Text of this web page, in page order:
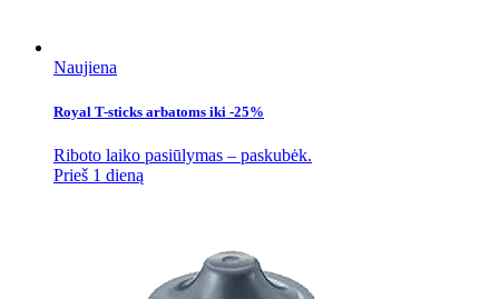
Naujiena
Royal T-sticks arbatoms iki -25%
Riboto laiko pasiūlymas – paskubėk.
Prieš 1 dieną